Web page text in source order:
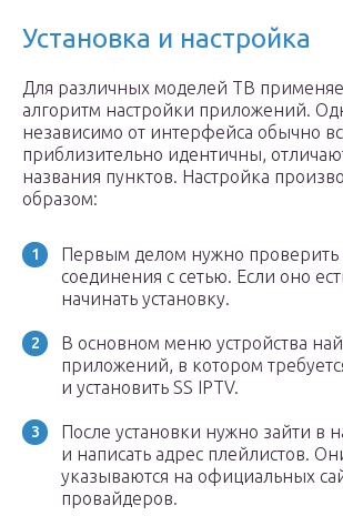
Установка и настройка
Для различных моделей ТВ
алгоритм настройки приложений.
независимо от интерфейса обычно
приблизительно идентичны,
названия пунктов. Настройка
образом:
Первым делом нужно проверить
соединения с сетью. Если оно
начинать установку.
В основном меню устройства
приложений, в котором
и установить SS IPTV.
После установки нужно зайти в
и написать адрес плейлистов.
указываются на официальных
провайдеров.